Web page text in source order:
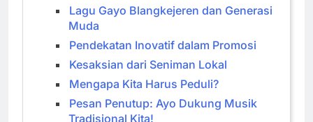
Lagu Gayo Blangkejeren dan Generasi
Muda
Pendekatan Inovatif dalam Promosi
Kesaksian dari Seniman Lokal
Mengapa Kita Harus Peduli?
Pesan Penutup: Ayo Dukung Musik
Tradisional Kita!